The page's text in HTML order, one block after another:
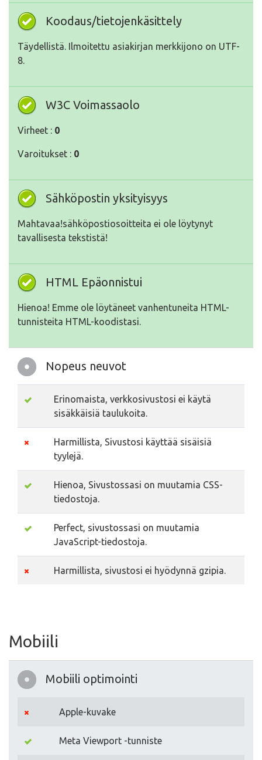
Koodaus/tietojenkäsittely
Täydellistä. Ilmoitettu asiakirjan merkkijono on UTF-
8.
W3C Voimassaolo
Virheet : 0
Varoitukset : 0
Sähköpostin yksityisyys
Mahtavaa!sähköpostiosoitteita ei ole löytynyt
tavallisesta tekstistä!
HTML Epäonnistui
Hienoa! Emme ole löytäneet vanhentuneita HTML-
tunnisteita HTML-koodistasi.
Nopeus neuvot
Erinomaista, verkkosivustosi ei käytä
sisäkkäisiä taulukoita.
Harmillista, Sivustosi käyttää sisäisiä
tyylejä.
Hienoa, Sivustossasi on muutamia CSS-
tiedostoja.
Perfect, sivustossasi on muutamia
JavaScript-tiedostoja.
Harmillista, sivustosi ei hyödynnä gzipia.
Mobiili
Mobiili optimointi
Apple-kuvake
Meta Viewport -tunniste